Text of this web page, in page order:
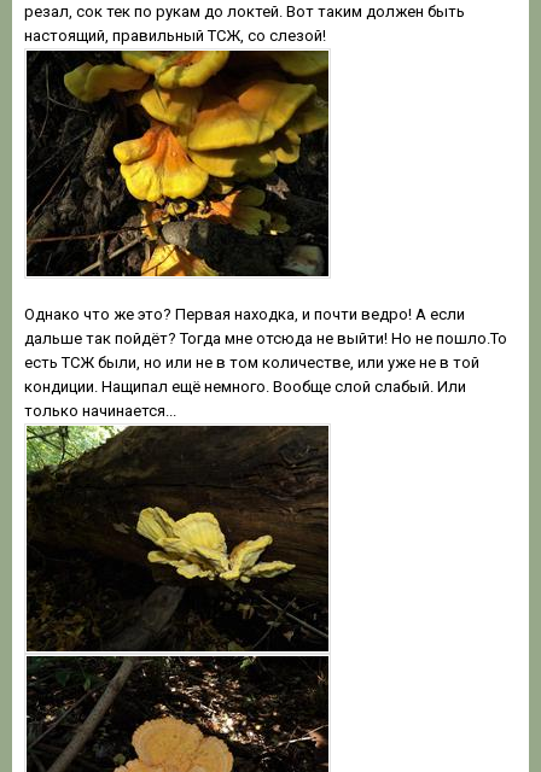
резал, сок тек по рукам до локтей. Вот таким должен быть
настоящий, правильный ТСЖ, со слезой!
Однако что же это? Первая находка, и почти ведро! А если
дальше так пойдёт? Тогда мне отсюда не выйти! Но не пошло.То
есть ТСЖ были, но или не в том количестве, или уже не в той
кондиции. Нащипал ещё немного. Вообще слой слабый. Или
только начинается...